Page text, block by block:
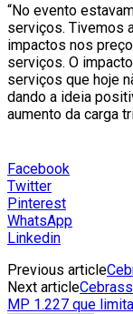
“No evento
serviços. Tivemos
impactos nos
serviços. O
serviços que hoje
dando a ideia
aumento da carga
Facebook
Twitter
Pinterest
WhatsApp
Linkedin
Previous article
Next article
MP 1.227 que